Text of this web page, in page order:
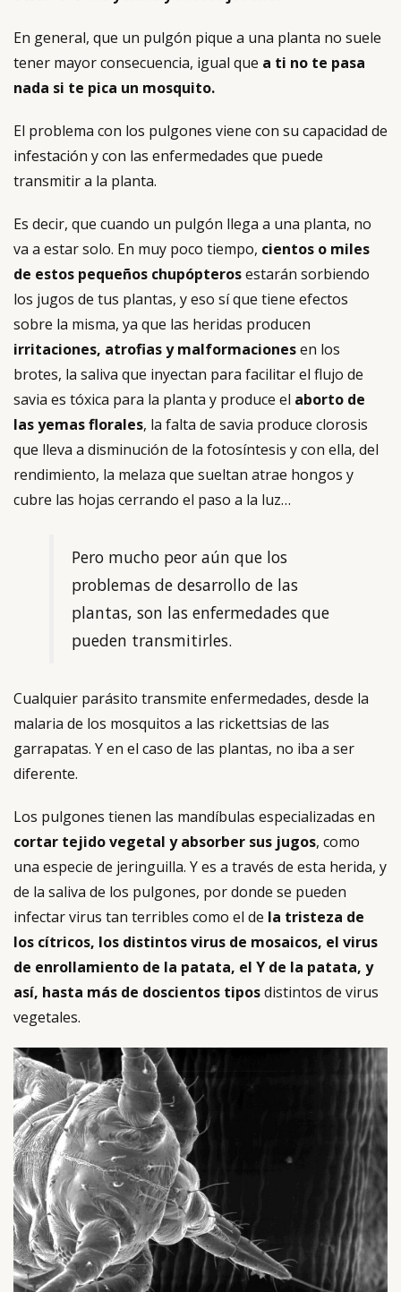
En general, que un pulgón pique a una planta no suele
tener mayor consecuencia, igual que a ti no te pasa
nada si te pica un mosquito.
El problema con los pulgones viene con su capacidad de
infestación y con las enfermedades que puede
transmitir a la planta.
Es decir, que cuando un pulgón llega a una planta, no
va a estar solo. En muy poco tiempo, cientos o miles
de estos pequeños chupópterosestarán sorbiendo
los jugos de tus plantas, y eso sí que tiene efectos
sobre la misma, ya que las heridas producen
irritaciones, atrofias y malformacionesen los
brotes, la saliva que inyectan para facilitar el flujo de
savia es tóxica para la planta y produce el aborto de
las yemas florales, la falta de savia produce clorosis
que lleva a disminución de la fotosíntesis y con ella, del
rendimiento, la melaza que sueltan atrae hongos y
cubre las hojas cerrando el paso a la luz…
Pero mucho peor aún que los
problemas de desarrollo de las
plantas, son las enfermedades que
pueden transmitirles.
Cualquier parásito transmite enfermedades, desde la
malaria de los mosquitos a las rickettsias de las
garrapatas. Y en el caso de las plantas, no iba a ser
diferente.
Los pulgones tienen las mandíbulas especializadas en
cortar tejido vegetal y absorber sus jugos, como
una especie de jeringuilla. Y es a través de esta herida, y
de la saliva de los pulgones, por donde se pueden
infectar virus tan terribles como el de la tristeza de
los cítricos, los distintos virus de mosaicos, el virus
de enrollamiento de la patata, el Y de la patata, y
así, hasta más de doscientos tiposdistintos de virus
vegetales.